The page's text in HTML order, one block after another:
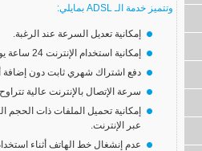
وتتميز خدمة الـ ADSL بمايلي:
إمكانية تعديل السرعة عند الرغبة.
إمكانية استخدام الإنترنت 24 ساعة يومياً دون انقطاع.
دفع اشتراك شهري ثابت دون إضافة
سرعة الإتصال بالإنترنت عالية تتراوح بين 256 كيلو بت إلى 8 ميغا بت
إمكانية تحميل الملفات ذات الحجم
عبر الإنترنت.
عدم إنشغال خط الهاتف أثناء